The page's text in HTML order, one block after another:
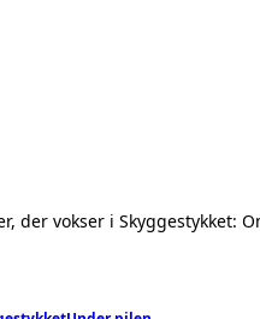
der vokser i Skyggestykket: